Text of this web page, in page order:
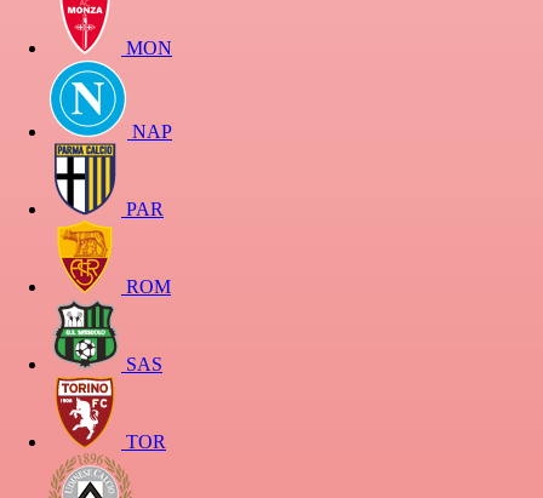
MON
NAP
PAR
ROM
SAS
TOR